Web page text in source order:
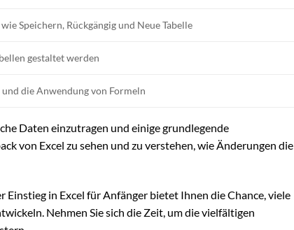
Speichern, Rückgängig und Neue Tabelle
gestaltet werden
die Anwendung von Formeln
Daten einzutragen und einige grundlegende
von Excel zu sehen und zu verstehen, wie Änderungen die
in Excel für Anfänger bietet Ihnen die Chance, viele
Nehmen Sie sich die Zeit, um die vielfältigen